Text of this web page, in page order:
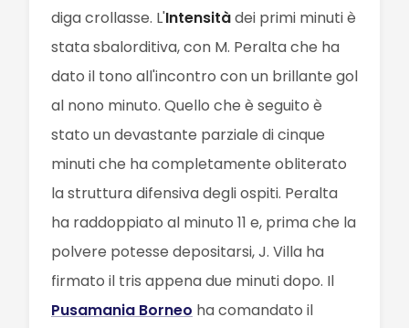
diga crollasse. L'Intensitàdei primi minuti è
stata sbalorditiva, con M. Peralta che ha
dato il tono all'incontro con un brillante gol
al nono minuto. Quello che è seguito è
stato un devastante parziale di cinque
minuti che ha completamente obliterato
la struttura difensiva degli ospiti. Peralta
ha raddoppiato al minuto 11 e, prima che la
polvere potesse depositarsi, J. Villa ha
firmato il tris appena due minuti dopo. Il
Pusamania Borneo ha comandato il